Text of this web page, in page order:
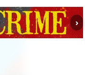
›